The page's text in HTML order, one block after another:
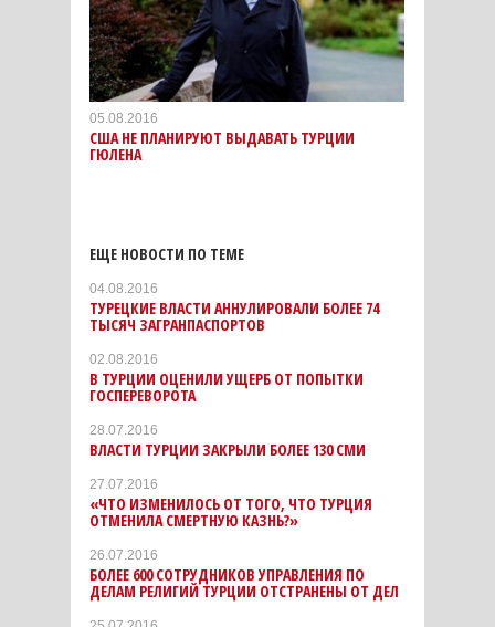
05.08.2016
США НЕ ПЛАНИРУЮТ ВЫДАВАТЬ ТУРЦИИ
ГЮЛЕНА
ЕЩЕ НОВОСТИ ПО ТЕМЕ
04.08.2016
ТУРЕЦКИЕ ВЛАСТИ АННУЛИРОВАЛИ БОЛЕЕ 74
ТЫСЯЧ ЗАГРАНПАСПОРТОВ
02.08.2016
В ТУРЦИИ ОЦЕНИЛИ УЩЕРБ ОТ ПОПЫТКИ
ГОСПЕРЕВОРОТА
28.07.2016
ВЛАСТИ ТУРЦИИ ЗАКРЫЛИ БОЛЕЕ 130 СМИ
27.07.2016
«ЧТО ИЗМЕНИЛОСЬ ОТ ТОГО, ЧТО ТУРЦИЯ
ОТМЕНИЛА СМЕРТНУЮ КАЗНЬ?»
26.07.2016
БОЛЕЕ 600 СОТРУДНИКОВ УПРАВЛЕНИЯ ПО
ДЕЛАМ РЕЛИГИЙ ТУРЦИИ ОТСТРАНЕНЫ ОТ ДЕЛ